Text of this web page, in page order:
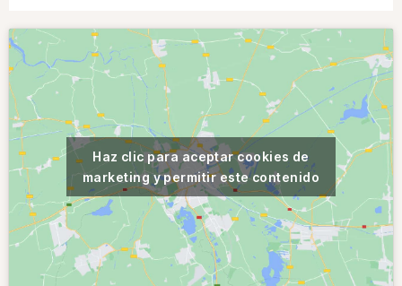
Haz clic para aceptar cookies de
marketing y permitir este contenido